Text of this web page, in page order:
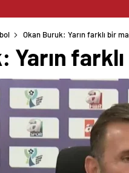
Okan Buruk: Yarın farklı bir
Yarın